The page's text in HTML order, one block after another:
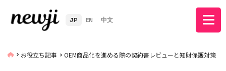
JP EN 中文
お役立ち記事 OEM商品化を進める際の契約書レビューと知財保護対策